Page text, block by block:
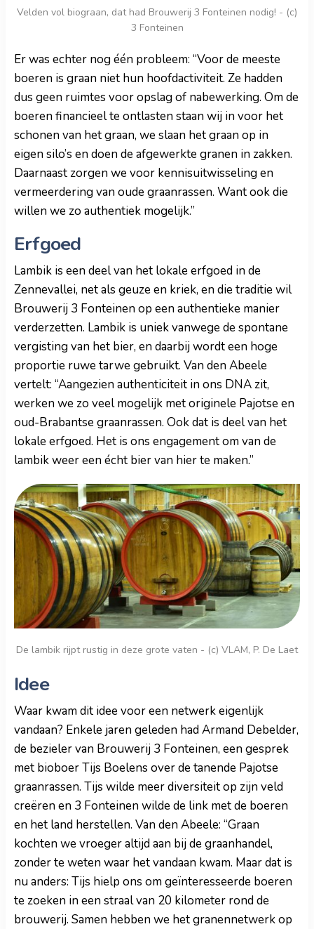
Velden vol biograan, dat had Brouwerij 3 Fonteinen nodig! - (c)
3 Fonteinen
Er was echter nog één probleem: “Voor de meeste
boeren is graan niet hun hoofdactiviteit. Ze hadden
dus geen ruimtes voor opslag of nabewerking. Om de
boeren financieel te ontlasten staan wij in voor het
schonen van het graan, we slaan het graan op in
eigen silo’s en doen de afgewerkte granen in zakken.
Daarnaast zorgen we voor kennisuitwisseling en
vermeerdering van oude graanrassen. Want ook die
willen we zo authentiek mogelijk.”
Erfgoed
Lambik is een deel van het lokale erfgoed in de
Zennevallei, net als geuze en kriek, en die traditie wil
Brouwerij 3 Fonteinen op een authentieke manier
verderzetten. Lambik is uniek vanwege de spontane
vergisting van het bier, en daarbij wordt een hoge
proportie ruwe tarwe gebruikt. Van den Abeele
vertelt: “Aangezien authenticiteit in ons DNA zit,
werken we zo veel mogelijk met originele Pajotse en
oud-Brabantse graanrassen. Ook dat is deel van het
lokale erfgoed. Het is ons engagement om van de
lambik weer een écht bier van hier te maken.”
De lambik rijpt rustig in deze grote vaten - (c) VLAM, P. De Laet
Idee
Waar kwam dit idee voor een netwerk eigenlijk
vandaan? Enkele jaren geleden had Armand Debelder,
de bezieler van Brouwerij 3 Fonteinen, een gesprek
met bioboer Tijs Boelens over de tanende Pajotse
graanrassen. Tijs wilde meer diversiteit op zijn veld
creëren en 3 Fonteinen wilde de link met de boeren
en het land herstellen. Van den Abeele: “Graan
kochten we vroeger altijd aan bij de graanhandel,
zonder te weten waar het vandaan kwam. Maar dat is
nu anders: Tijs hielp ons om geïnteresseerde boeren
te zoeken in een straal van 20 kilometer rond de
brouwerij. Samen hebben we het granennetwerk op